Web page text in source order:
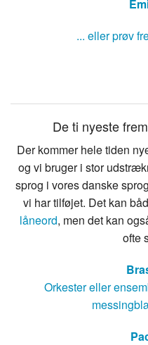
... eller prøv
De ti nyeste
Der kommer hele tiden
og vi bruger i stor
sprog i vores danske
vi har tilføjet. Det kan
låneord, men det kan
ofte
Orkester eller